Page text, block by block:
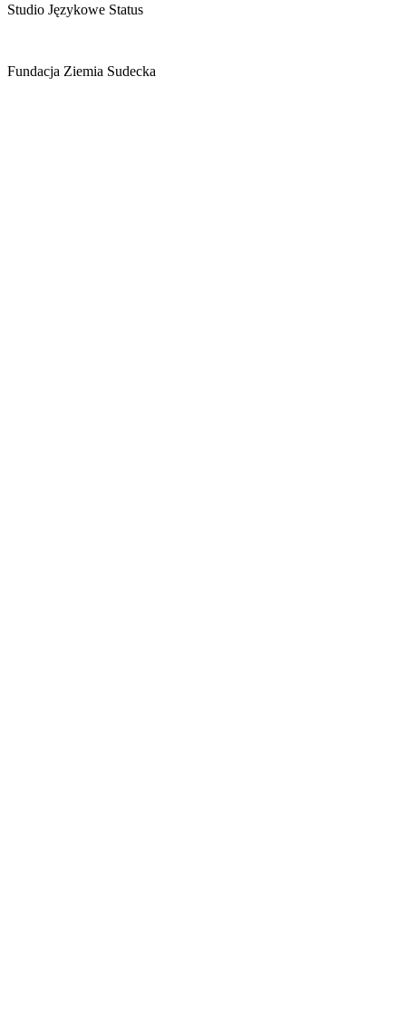
Studio Językowe Status
Fundacja Ziemia Sudecka